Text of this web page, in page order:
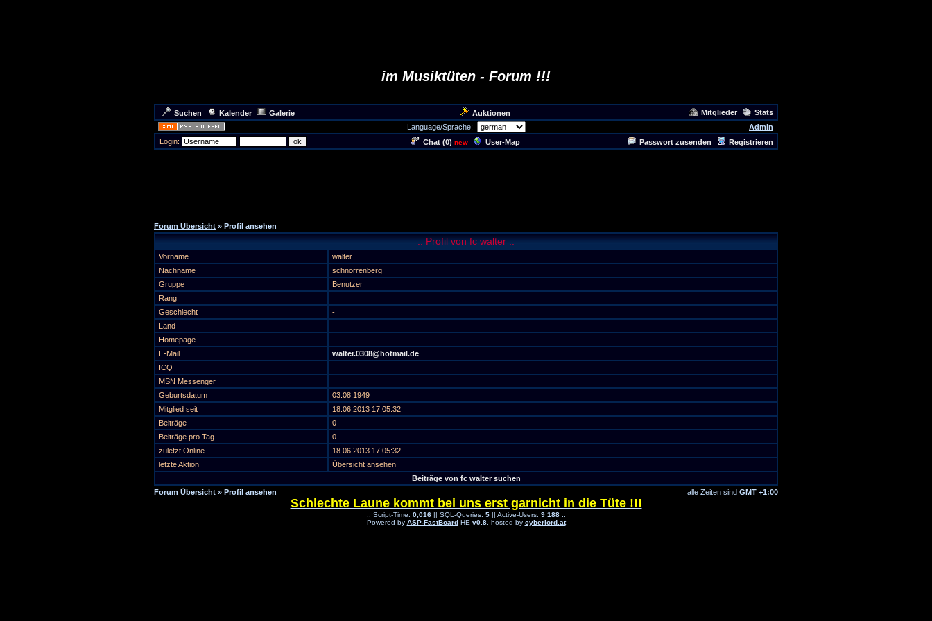
im Musiktüten - Forum !!!
Suchen Kalender Galerie Auktionen Mitglieder
Stats
Language/Sprache:
Admin
Login:
Chat (0) new User-Map Passwort zusenden Registrieren
Forum Übersicht » Profil ansehen
.: Profil von fc walter :.
Vorname
walter
Nachname
schnorrenberg
Gruppe
Benutzer
Rang
Geschlecht
-
Land
-
Homepage
-
E-Mail
walter.0308@hotmail.de
ICQ
MSN Messenger
Geburtsdatum
03.08.1949
Mitglied seit
18.06.2013 17:05:32
Beiträge
0
Beiträge pro Tag
0
zuletzt Online
18.06.2013 17:05:32
letzte Aktion
Übersicht ansehen
Beiträge von fc walter suchen
Forum Übersicht » Profil ansehen alle Zeiten sind GMT +1:00
Schlechte Laune kommt bei uns erst garnicht in die Tüte !!!
.: Script-Time: 0,016|| SQL-Queries: 5|| Active-Users: 9 188:.
Powered by ASP-FastBoardHE v0.8, hosted by cyberlord.at